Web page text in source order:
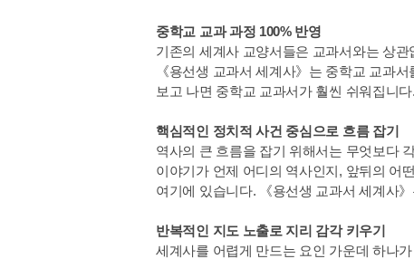
중학교 교과 과정 100% 반영
기존의 세계사 교양서들은 교과서와는 상
《용선생 교과서 세계사》는 중학교 교과
보고 나면 중학교 교과서가 훨씬 쉬워집니다.
핵심적인 정치적 사건 중심으로 흐름 잡기
역사의 큰 흐름을 잡기 위해서는 무엇보다
이야기가 언제 어디의 역사인지, 앞뒤의 어
여기에 있습니다. 《용선생 교과서 세계사
반복적인 지도 노출로 지리 감각 키우기
세계사를 어렵게 만드는 요인 가운데 하나